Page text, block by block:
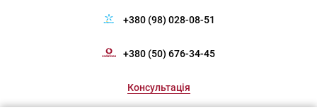
+380 (98) 028-08-51
+380 (50) 676-34-45
Консультація